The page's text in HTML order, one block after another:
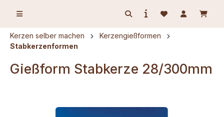
Kerzen selber machen
Kerzengießformen
Stabkerzenformen
Gießform Stabkerze 28/300mm
Bildergalerie überspringen